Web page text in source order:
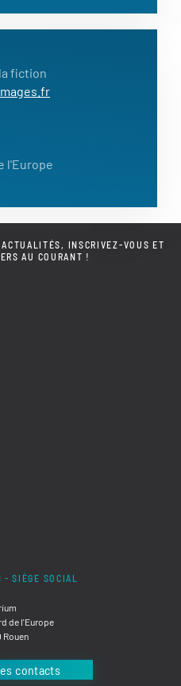
fiction
l'Europe
INSCRIVEZ-VOUS ET
AU COURANT !
SIÈGE SOCIAL
de l'Europe
Rouen
contacts